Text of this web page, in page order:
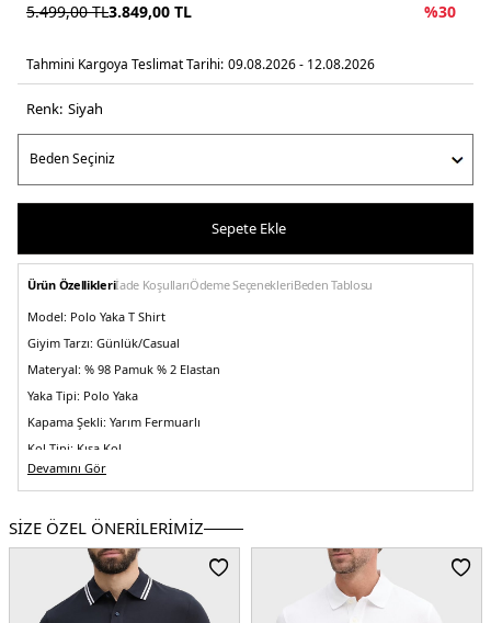
5.499,00TL3.849,00 TL %30
Tahmini Kargoya Teslimat Tarihi: 09.08.2026 - 12.08.2026
Renk: si̇yah
Sepete Ekle
Ürün Özellikleriİade KoşullarıÖdeme SeçenekleriBeden Tablosu
Model: Polo Yaka T Shirt
Giyim Tarzı: Günlük/Casual
Materyal: % 98 Pamuk % 2 Elastan
Yaka Tipi: Polo Yaka
Kapama Şekli: Yarım Fermuarlı
Kol Tipi: Kısa Kol
Kumaş Tipi:Belirtilmemiş
Kalıp Bilgisi:Regular Fit
Yaş Grubu:Yetişkin
Bangladeş
3DE1MW0MW42762BDS.07
Devamını Gör
SİZE ÖZEL ÖNERİLERİMİZ